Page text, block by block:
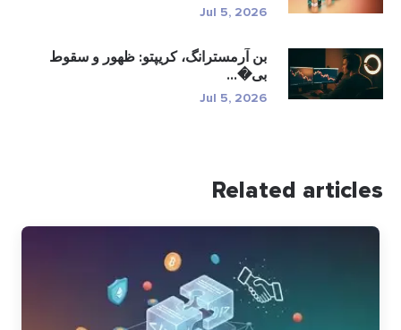
Jul 5, 2026
بن آرمسترانگ، کریپتو: ظهور و سقوط
بی�...
Jul 5, 2026
Related articles